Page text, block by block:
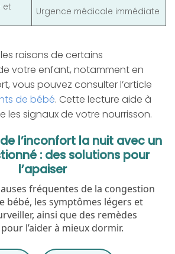
et
Urgence médicale immédiate
raisons de certains
votre enfant, notamment en
vous pouvez consulter l’article
de bébé. Cette lecture aide à
les signaux de votre nourrisson.
l’inconfort la nuit avec un
: des solutions pour
l’apaiser
fréquentes de la congestion
bébé, les symptômes légers et
ainsi que des remèdes
l’aider à mieux dormir.